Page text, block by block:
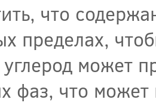
что
пределах,
может
фаз, что может